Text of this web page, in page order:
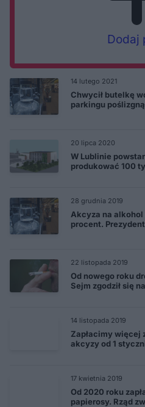
14 lutego 2021
Chwycił butelkę
parkingu
20 lipca 2020
W Lublinie
produkować 100
28 grudnia 2019
Akcyza na alkohol
procent.
22 listopada 2019
Od nowego roku
Sejm zgodził się
14 listopada 2019
Zapłacimy więcej
akcyzy od 1
17 kwietnia 2019
Od 2020 roku
papierosy. Rząd
Dodaj